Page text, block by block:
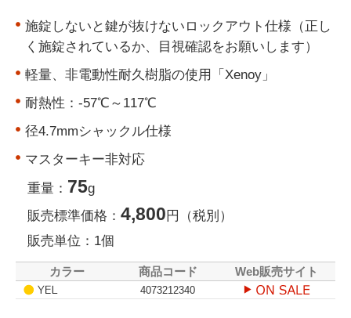
施錠しないと鍵が抜けないロックアウト仕様（正し
く施錠されているか、目視確認をお願いします）
軽量、非電動性耐久樹脂の使用「Xenoy」
耐熱性：-57℃～117℃
径4.7mmシャックル仕様
マスターキー非対応
重量： 75g
販売標準価格： 4,800 円（税別）
販売単位：1個
カラー 商品コード Web販売サイト
4073212340